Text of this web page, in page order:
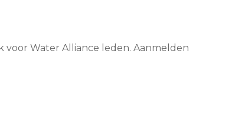
voor Water Alliance leden. Aanmelden